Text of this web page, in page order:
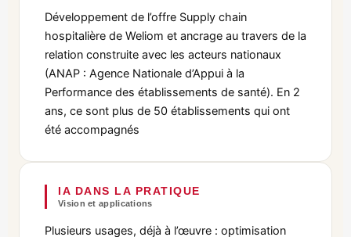
Développement de l’offre Supply chain
hospitalière de Weliom et ancrage au travers de la
relation construite avec les acteurs nationaux
(ANAP : Agence Nationale d’Appui à la
Performance des établissements de santé). En 2
ans, ce sont plus de 50 établissements qui ont
été accompagnés
IA DANS LA PRATIQUE
Vision et applications
Plusieurs usages, déjà à l’œuvre : optimisation